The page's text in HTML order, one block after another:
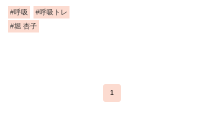
#呼吸
#呼吸トレ
#堀 杏子
1